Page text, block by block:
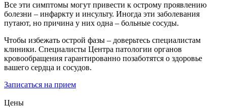
Все эти симптомы могут привести к острому проявлению
болезни – инфаркту и инсульту. Иногда эти заболевания
путают, но причина у них одна – больные сосуды.
Чтобы избежать острой фазы – доверьтесь специалистам
клиники. Специалисты Центра патологии органов
кровообращения гарантированно позаботятся о здоровье
вашего сердца и сосудов.
Записаться на прием
Цены